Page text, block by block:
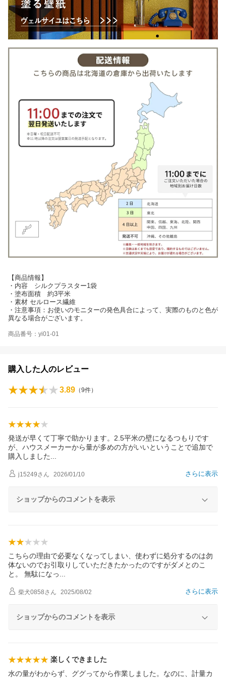
【商品情報】
・内容 シルクプラスター1袋
・塗布面積 約3平米
・素材 セルロース繊維
・注意事項：お使いのモニターの発色具合によって、実際のものと色が
異なる場合がございます。
商品番号：yi01-01
購入した人のレビュー
3.89 （9件）
発送が早くて丁寧で助かります。2.5平米の壁になるつもりです
が、ハウスメーカーから量が多めの方がいいということで追加で
購入しました
さらに表示
j15249さん 2026/01/10
ショップからのコメントを表示
こちらの理由で必要なくなってしまい、使わずに処分するのは勿
体ないのでお引取りしていただきたかったのですがダメとのこ
と。 無駄になっ
さらに表示
柴犬0858さん 2025/08/02
ショップからのコメントを表示
楽しくできました
水の量がわからず、ググってから作業しました。なのに、計量カ